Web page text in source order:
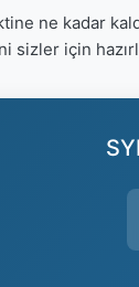
ne kadar
sizler için